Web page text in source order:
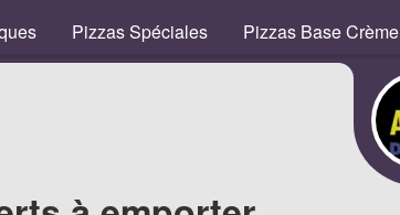
Pizzas Spéciales Pizzas Base Crème